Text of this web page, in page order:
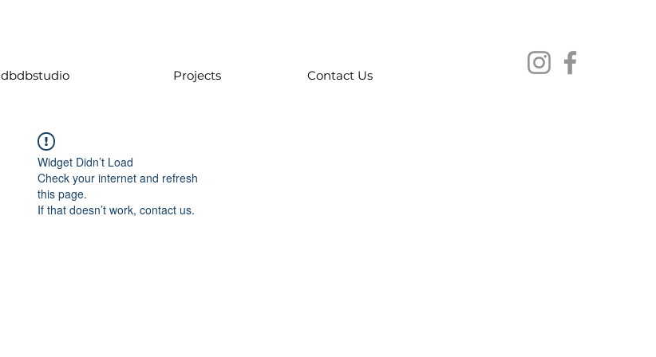
dbdbstudio Projects Contact Us
Widget Didn’t Load
Check your internet and refresh
this page.
If that doesn’t work, contact us.